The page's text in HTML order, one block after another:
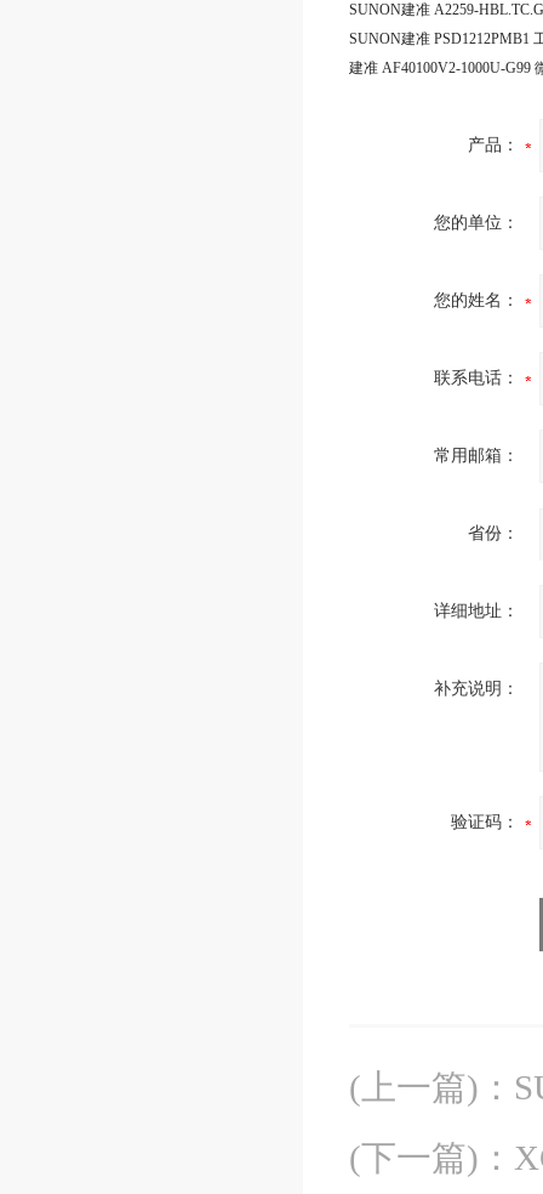
产品：
您的单位：
您的姓名：
联系电话：
常用邮箱：
省份：
详细地址：
补充说明：
验证码：
(上一篇) ：
(下一篇) ：